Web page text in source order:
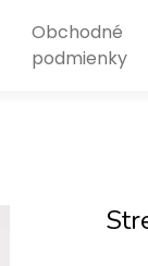
Obchodné
podmienky